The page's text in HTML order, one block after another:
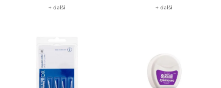
+ další + další